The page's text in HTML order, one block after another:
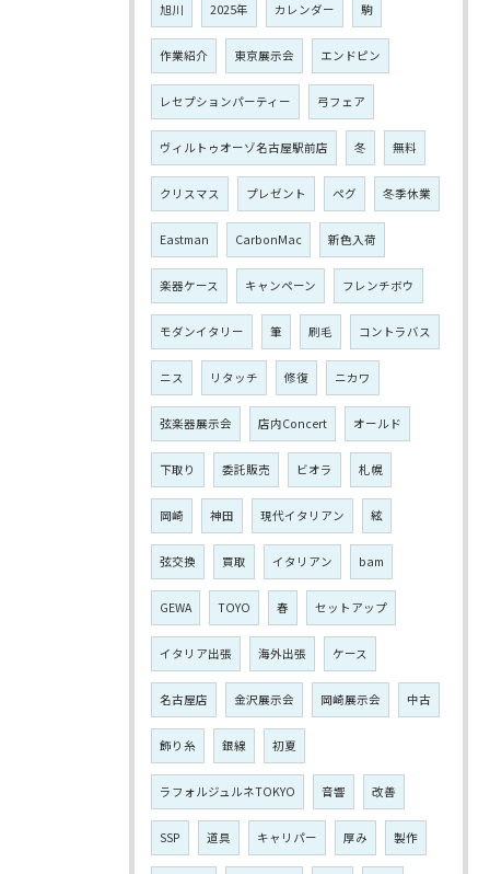
旭川 2025年 カレンダー 駒
作業紹介 東京展示会 エンドピン
レセプションパーティー 弓フェア
ヴィルトゥオーゾ名古屋駅前店 冬 無料
クリスマス プレゼント ペグ 冬季休業
Eastman CarbonMac 新色入荷
楽器ケース キャンペーン フレンチボウ
モダンイタリー 筆 刷毛 コントラバス
ニス リタッチ 修復 ニカワ
弦楽器展示会 店内Concert オールド
下取り 委託販売 ビオラ 札幌
岡崎 神田 現代イタリアン 絃
弦交換 買取 イタリアン bam
GEWA TOYO 春 セットアップ
イタリア出張 海外出張 ケース
名古屋店 金沢展示会 岡崎展示会 中古
飾り糸 銀線 初夏
ラフォルジュルネTOKYO 音響 改善
SSP 道具 キャリパー 厚み 製作